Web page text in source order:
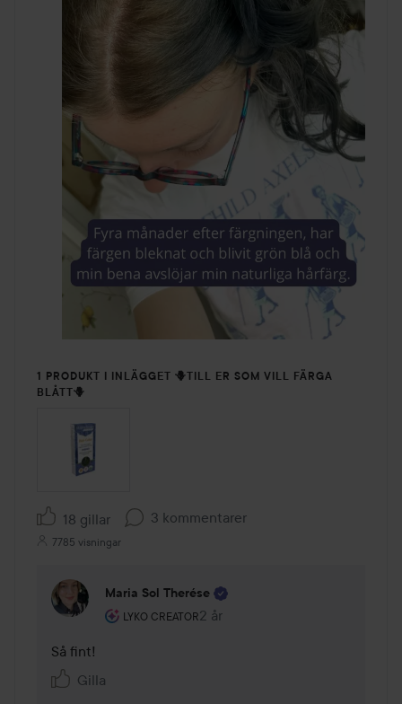
1 PRODUKT I INLÄGGET 🪻TILL ER SOM VILL FÄRGA
BLÅTT🪻
18 gillar 3 kommentarer
7785 visningar
Maria Sol Therése
LYKO CREATOR
Användarens roll: Lyko Creator.
2 år
Kommentaren lades 2 år
Så fint!
Gilla